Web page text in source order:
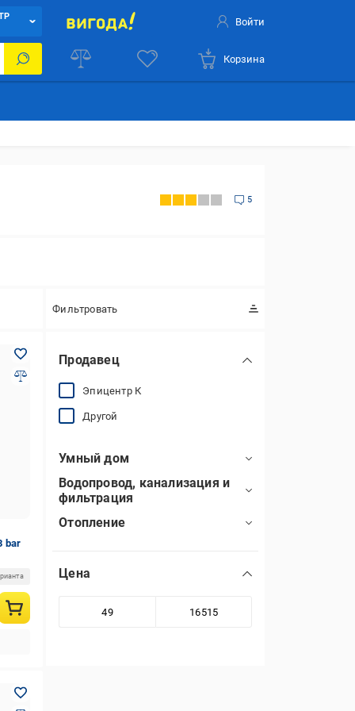
Войти
Корзина
5
Фильтровать
bar
Продавец
Эпицентр К
Другой
Умный дом
Водопровод, канализация и
фильтрация
Отопление
Цена